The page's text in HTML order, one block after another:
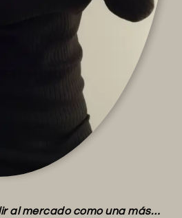
al mercado como una más…